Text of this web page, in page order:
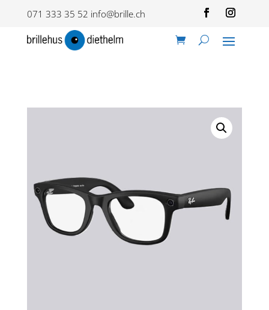
071 333 35 52 info@brille.ch